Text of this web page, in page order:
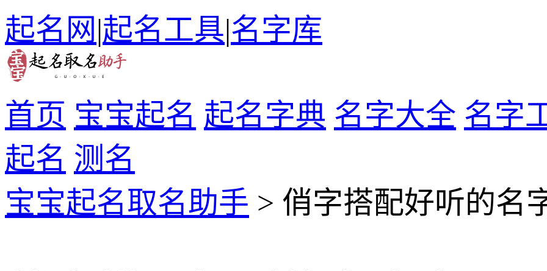
起名网|起名工具|名字库
首页 宝宝起名 起名字典 名字大全 名字
起名 测名
宝宝起名取名助手 > 俏字搭配好听的名